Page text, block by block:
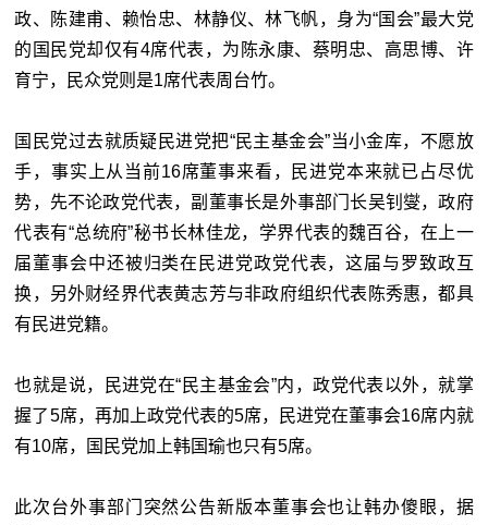
政、陈建甫、赖怡忠、林静仪、林飞帆，身为“国会”最大党
的国民党却仅有4席代表，为陈永康、蔡明忠、高思博、许
育宁，民众党则是1席代表周台竹。
国民党过去就质疑民进党把“民主基金会”当小金库，不愿放
手，事实上从当前16席董事来看，民进党本来就已占尽优
势，先不论政党代表，副董事长是外事部门长吴钊燮，政府
代表有“总统府”秘书长林佳龙，学界代表的魏百谷，在上一
届董事会中还被归类在民进党政党代表，这届与罗致政互
换，另外财经界代表黄志芳与非政府组织代表陈秀惠，都具
有民进党籍。
也就是说，民进党在“民主基金会”内，政党代表以外，就掌
握了5席，再加上政党代表的5席，民进党在董事会16席内就
有10席，国民党加上韩国瑜也只有5席。
此次台外事部门突然公告新版本董事会也让韩办傻眼，据